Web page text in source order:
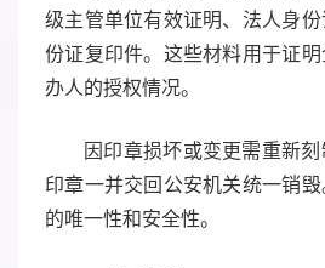
级主管单位有效证明、法人身
份证复印件。这些材料用于证
办人的授权情况。
因印章损坏或变更需重新
印章一并交回公安机关统一销
的唯一性和安全性。